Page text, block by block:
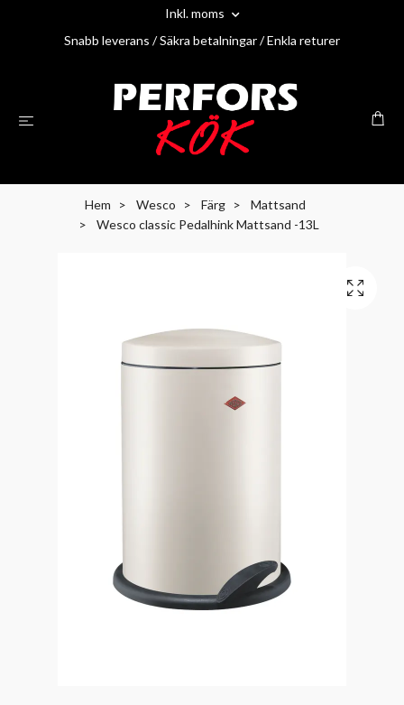
Inkl. moms
Snabb leverans / Säkra betalningar / Enkla returer
Hem Wesco Färg
Mattsand
Wesco classic Pedalhink Mattsand -13L